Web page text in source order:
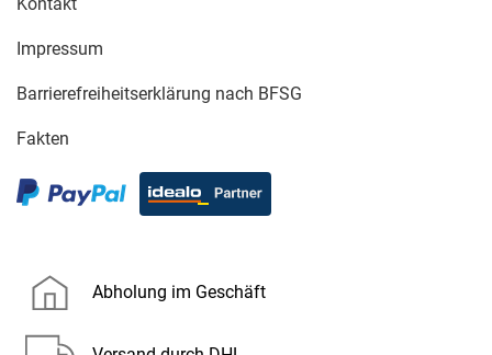
Impressum
Barrierefreiheitserklärung nach BFSG
Fakten
Abholung im Geschäft